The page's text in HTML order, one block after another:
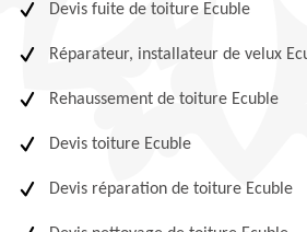
Devis fuite de toiture Ecuble
Réparateur, installateur de velux
Rehaussement de toiture Ecuble
Devis toiture Ecuble
Devis réparation de toiture Ecuble